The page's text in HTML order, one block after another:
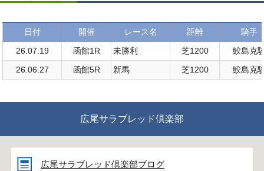
日付 開催 レース名 距離
騎手
26.07.19
函館1R 未勝利 芝1200
鮫島克
26.06.27
函館5R 新馬 芝1200 鮫島克
広尾サラブレッド倶楽部
広尾サラブレッド倶楽部ブログ